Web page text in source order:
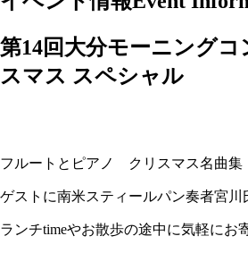
第14回大分モーニング
スマス スペシャル
フルートとピアノ クリスマス名曲
ゲストに南米スティールパン奏者宮川
ランチtimeやお散歩の途中に気軽にお